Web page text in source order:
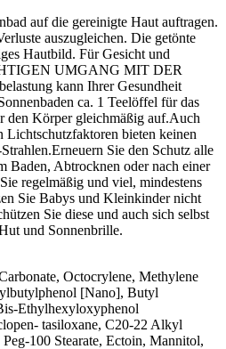
auf die gereinigte Haut auftragen.
auszugleichen. Die getönte
Hautbild. Für Gesicht und
UMGANG MIT DER
kann Ihrer Gesundheit
ca. 1 Teelöffel für das
den Körper gleichmäßig auf.Auch
Lichtschutzfaktoren bieten keinen
Sie den Schutz alle
Baden, Abtrocknen oder nach einer
regelmäßig und viel, mindestens
Sie Babys und Kleinkinder nicht
Sie diese und auch sich selbst
und Sonnenbrille.
Octocrylene, Methylene
[Nano], Butyl
Ethylhexyloxyphenol
tasiloxane, C20-22 Alkyl
100 Stearate, Ectoin, Mannitol,